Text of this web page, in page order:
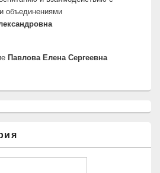
объединениями
Павлова Елена Сергеевна